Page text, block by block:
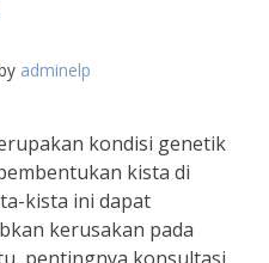
adminelp
kondisi genetik
kista di
kista ini dapat
kerusakan pada